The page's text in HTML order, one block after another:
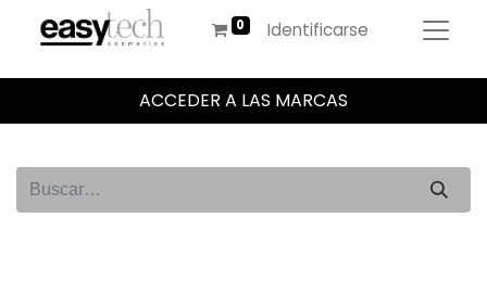
Identificarse
ACCEDER A LAS MARCAS